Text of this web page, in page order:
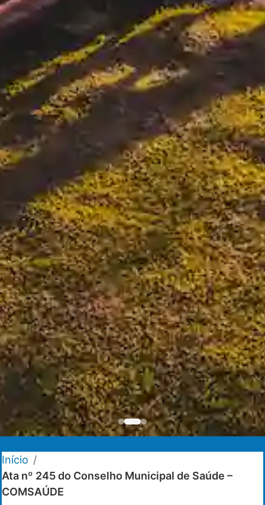
Início /
Ata nº 245 do Conselho Municipal de Saúde –
COMSAÚDE